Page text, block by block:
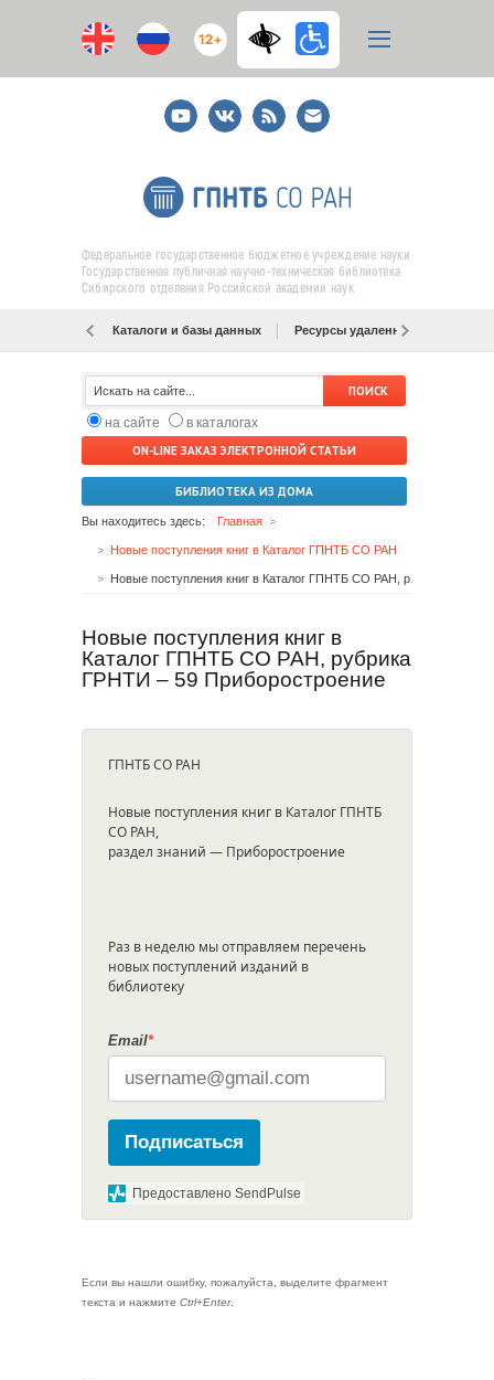
12+
YoutubeВКонтакте
RSS
E-
mail
подписка
Федеральное государственное бюджетное учреждение науки
Государственная публичная научно-техническая библиотека
Сибирского отделения Российской академии наук
Каталоги и базы данных Ресурсы удаленного доступа
на сайте
в каталогах
ON-LINE ЗАКАЗ ЭЛЕКТРОННОЙ СТАТЬИ
БИБЛИОТЕКА ИЗ ДОМА
Вы находитесь здесь: Главная
Новые поступления книг в Каталог ГПНТБ СО РАН
Новые поступления книг в
Каталог ГПНТБ СО РАН, рубрика
ГРНТИ – 59 Приборостроение
ГПНТБ СО РАН
Новые поступления книг в Каталог ГПНТБ
СО РАН,
раздел знаний — Приборостроение
Раз в неделю мы отправляем перечень
новых поступлений изданий в
библиотеку
Email*
Подписаться
Предоставлено SendPulse
Если вы нашли ошибку, пожалуйста, выделите фрагмент
текста и нажмите Ctrl+Enter.